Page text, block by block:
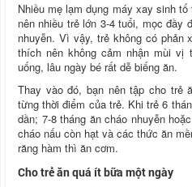
Nhiều mẹ lạm dụng máy xay sinh
nên nhiều trẻ lớn 3-4 tuổi, mọc đầy
nhuyễn. Vì vậy, trẻ không có
thích nên không cảm nhận mùi
uống, lâu ngày bé rất dễ biếng ăn.
Thay vào đó, bạn nên tập cho trẻ
từng thời điểm của trẻ. Khi trẻ 6
dần; 7-8 tháng ăn cháo nhuyễn
cháo nấu còn hạt và các thức ăn
răng hàm thì ăn cơm.
Cho trẻ ăn quá ít bữa một ngày